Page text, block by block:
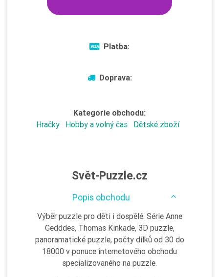
Platba:
Doprava:
Kategorie obchodu:
Hračky
Hobby a volný čas Dětské zboží
Svět-Puzzle.cz
Popis obchodu
Výběr puzzle pro děti i dospělé. Série Anne
Gedddes, Thomas Kinkade, 3D puzzle,
panoramatické puzzle, počty dílků od 30 do
18000 v ponuce internetového obchodu
specializovaného na puzzle.